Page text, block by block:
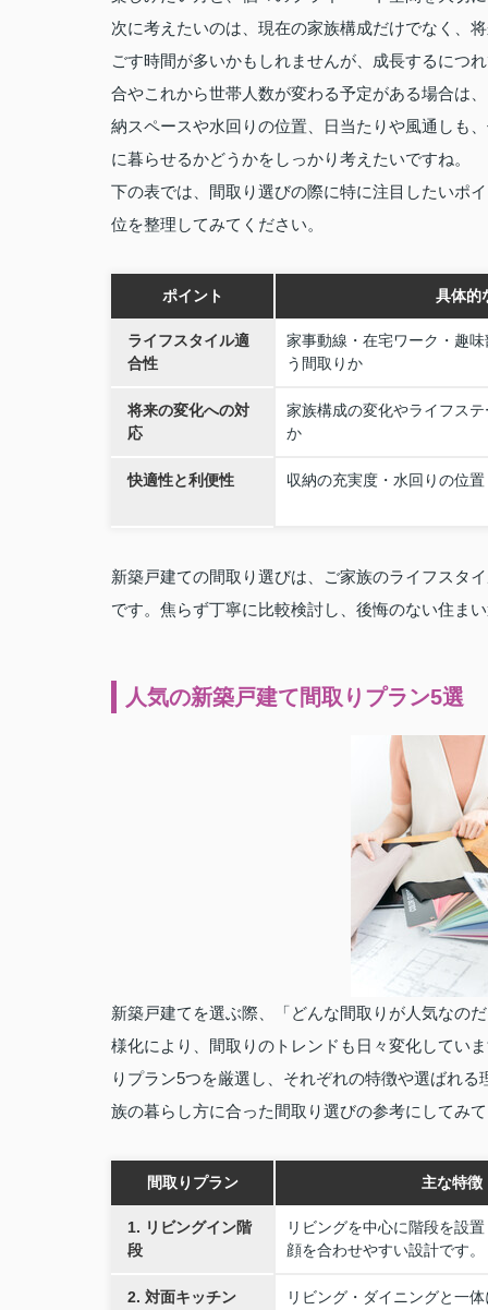
次に考えたいのは、現在の家族構成だけでなく、
ごす時間が多いかもしれませんが、成長するにつ
合やこれから世帯人数が変わる予定がある場合は
納スペースや水回りの位置、日当たりや風通しも
に暮らせるかどうかをしっかり考えたいですね。
下の表では、間取り選びの際に特に注目したいポ
位を整理してみてください。
ポイント 具体的
ライフスタイル適
合性
家事動線・在宅ワーク・趣
う間取りか
将来の変化への対
応
家族構成の変化やライフス
か
快適性と利便性 収納の充実度・水回りの位
新築戸建ての間取り選びは、ご家族のライフスタ
です。焦らず丁寧に比較検討し、後悔のない住ま
人気の新築戸建て間取りプラン5選
新築戸建てを選ぶ際、「どんな間取りが人気なの
様化により、間取りのトレンドも日々変化してい
りプラン5つを厳選し、それぞれの特徴や選ばれ
族の暮らし方に合った間取り選びの参考にしてみ
間取りプラン 主な特徴
1. リビングイン階
段
リビングを中心に階段を設
顔を合わせやすい設計です。
2. 対面キッチン
リビング・ダイニングと一